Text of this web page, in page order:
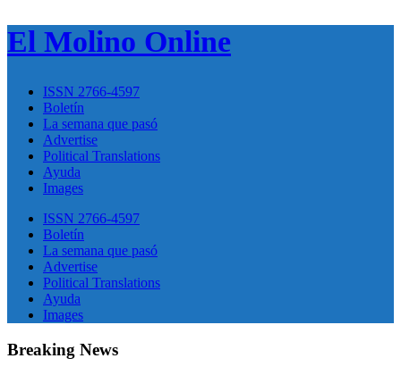
El Molino Online
ISSN 2766-4597
Boletín
La semana que pasó
Advertise
Political Translations
Ayuda
Images
ISSN 2766-4597
Boletín
La semana que pasó
Advertise
Political Translations
Ayuda
Images
Breaking News